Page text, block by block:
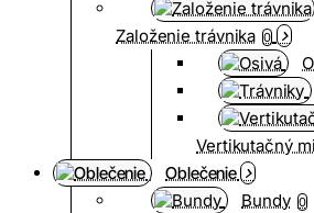
Založenie trávnika 0
Vertikutačný
Oblečenie
Bundy 0